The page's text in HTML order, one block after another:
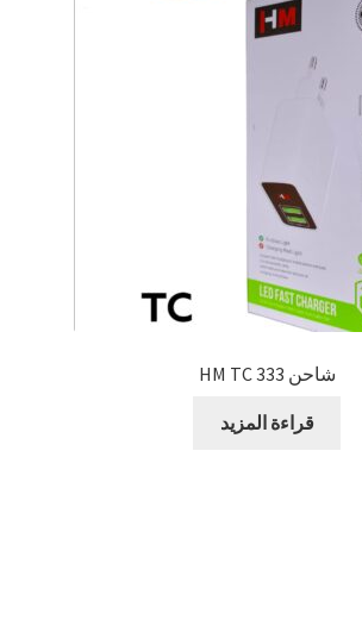
شاحن 333 HM TC
قراءة المزيد